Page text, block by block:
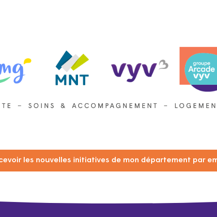
les nouvelles initiatives de mon département par